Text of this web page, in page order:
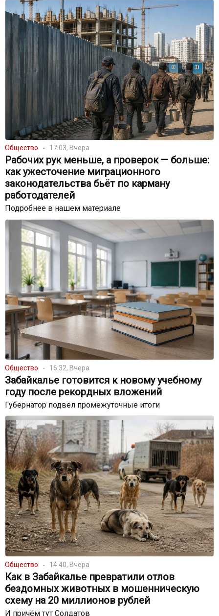
Общество 17:03, Вчера
Рабочих рук меньше, а проверок — больше:
как ужесточение миграционного
законодательства бьёт по карману
работодателей
Подробнее в нашем материале
Общество 16:32, Вчера
Забайкалье готовится к новому учебному
году после рекордных вложений
Губернатор подвёл промежуточные итоги
Общество 14:40, Вчера
Как в Забайкалье превратили отлов
бездомных животных в мошенническую
схему на 20 миллионов рублей
И причём тут Солдатов